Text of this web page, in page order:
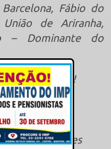
Fábio do
de Ariranha,
– Dominante do
segue FIRME!
nossas redes